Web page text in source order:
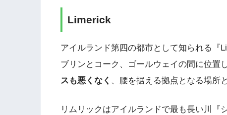
Limerick
アイルランド第四の都市として知られる『
ブリンとコーク、ゴールウェイの間に位置
スも悪くなく 、腰を据える拠点となる場所
リムリックはアイルランドで最も長い川『